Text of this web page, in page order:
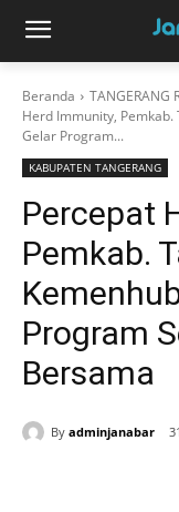
Beranda TANGERANG
Herd Immunity, Pemkab.
Gelar Program...
KABUPATEN TANGERANG
Percepat
Pemkab.
Program
Bersama
By adminjanabar